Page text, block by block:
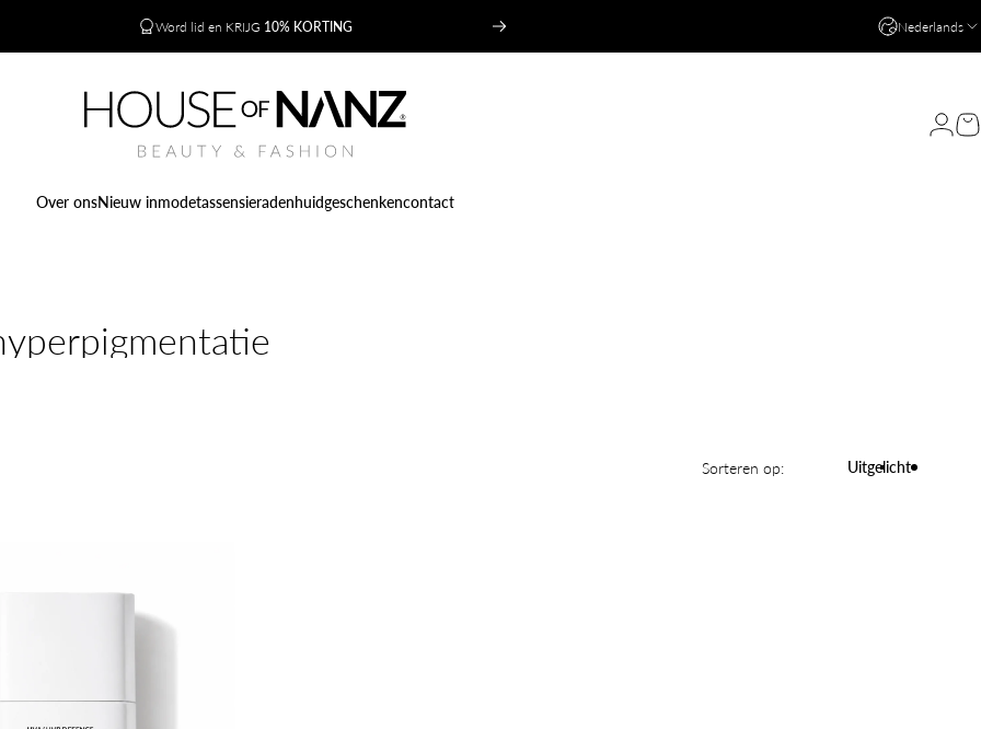
Word lid en KRIJG 10% KORTING
Nederlands
HOUSE of NANZ Login
Over onsNieuw inmodetassensieradenhuidgeschenkencontact
Sorteren op: Uitgelicht